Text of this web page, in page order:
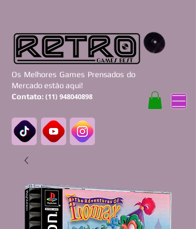
Os Melhores Games Prensados do
Mercado estão aqui!
Contato: (11) 948040898